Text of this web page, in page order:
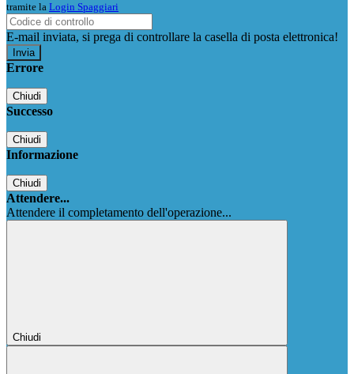
tramite la Login Spaggiari
E-mail inviata, si prega di controllare la casella di posta elettronica!
Errore
Chiudi
Successo
Chiudi
Informazione
Chiudi
Attendere...
Attendere il completamento dell'operazione...
Chiudi